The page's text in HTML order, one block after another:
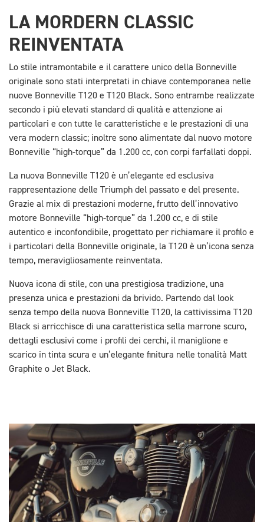
LA MORDERN CLASSIC
REINVENTATA
Lo stile intramontabile e il carattere unico della Bonneville
originale sono stati interpretati in chiave contemporanea nelle
nuove Bonneville T120 e T120 Black. Sono entrambe realizzate
secondo i più elevati standard di qualità e attenzione ai
particolari e con tutte le caratteristiche e le prestazioni di una
vera modern classic; inoltre sono alimentate dal nuovo motore
Bonneville “high-torque” da 1.200 cc, con corpi farfallati doppi.
La nuova Bonneville T120 è un’elegante ed esclusiva
rappresentazione delle Triumph del passato e del presente.
Grazie al mix di prestazioni moderne, frutto dell’innovativo
motore Bonneville “high-torque” da 1.200 cc, e di stile
autentico e inconfondibile, progettato per richiamare il profilo e
i particolari della Bonneville originale, la T120 è un’icona senza
tempo, meravigliosamente reinventata.
Nuova icona di stile, con una prestigiosa tradizione, una
presenza unica e prestazioni da brivido. Partendo dal look
senza tempo della nuova Bonneville T120, la cattivissima T120
Black si arricchisce di una caratteristica sella marrone scuro,
dettagli esclusivi come i profili dei cerchi, il maniglione e
scarico in tinta scura e un’elegante finitura nelle tonalità Matt
Graphite o Jet Black.